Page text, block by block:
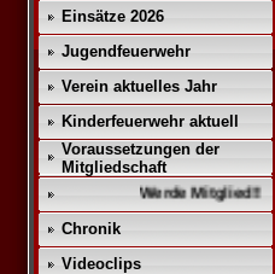
Einsätze 2026
Jugendfeuerwehr
Verein aktuelles Jahr
Kinderfeuerwehr aktuell
Voraussetzungen der
Mitgliedschaft
Werde Mitglied!!
Chronik
Videoclips